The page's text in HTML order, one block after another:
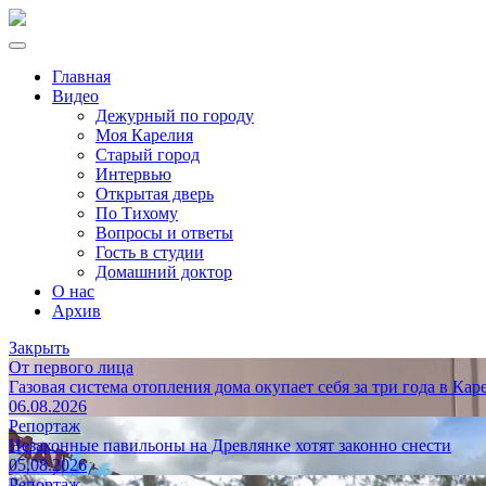
Главная
Видео
Дежурный по городу
Моя Карелия
Старый город
Интервью
Открытая дверь
По Тихому
Вопросы и ответы
Гость в студии
Домашний доктор
О нас
Архив
Закрыть
От первого лица
Газовая система отопления дома окупает себя за три года в
06.08.2026
Репортаж
Незаконные павильоны на Древлянке хотят законно снести
05.08.2026